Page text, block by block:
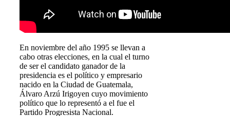
En noviembre del año 1995 se llevan a
cabo otras elecciones, en la cual el turno
de ser el candidato ganador de la
presidencia es el político y empresario
nacido en la Ciudad de Guatemala,
Álvaro Arzú Irigoyen cuyo movimiento
político que lo representó a el fue el
Partido Progresista Nacional.